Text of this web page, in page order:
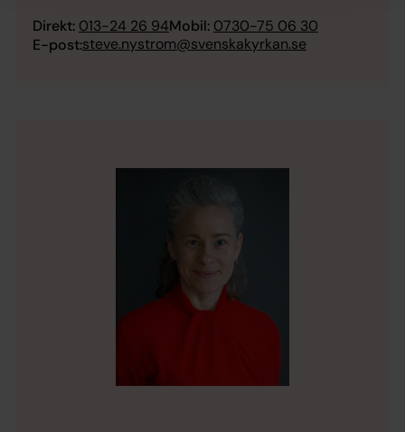
Direkt: 013-24 26 94Mobil: 0730-75 06 30
E-post:steve.nystrom@svenskakyrkan.se